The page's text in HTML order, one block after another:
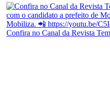
Confira no Canal da Revista